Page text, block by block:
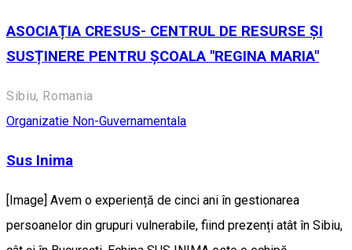
ASOCIAȚIA CRESUS- CENTRUL DE RESURSE ȘI
SUSȚINERE PENTRU ȘCOALA "REGINA MARIA"
Sibiu, Romania
Organizatie Non-Guvernamentala
Sus Inima
[Image] Avem o experiență de cinci ani în gestionarea
persoanelor din grupuri vulnerabile, fiind prezenți atât în Sibiu,